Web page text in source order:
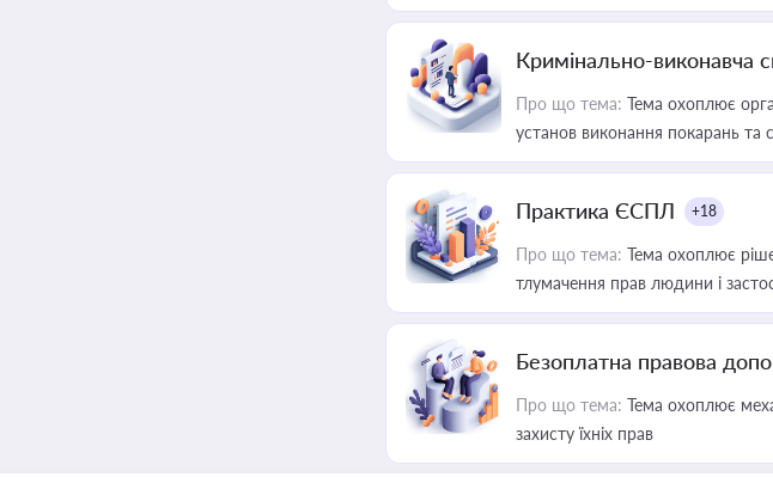
Кримінально-виконавча
Про що тема: Тема охоплює
установ виконання покарань та
Практика ЄСПЛ +18
Про що тема: Тема охоплює
тлумачення прав людини і
Безоплатна правова
Про що тема: Тема охоплює
захисту їхніх прав